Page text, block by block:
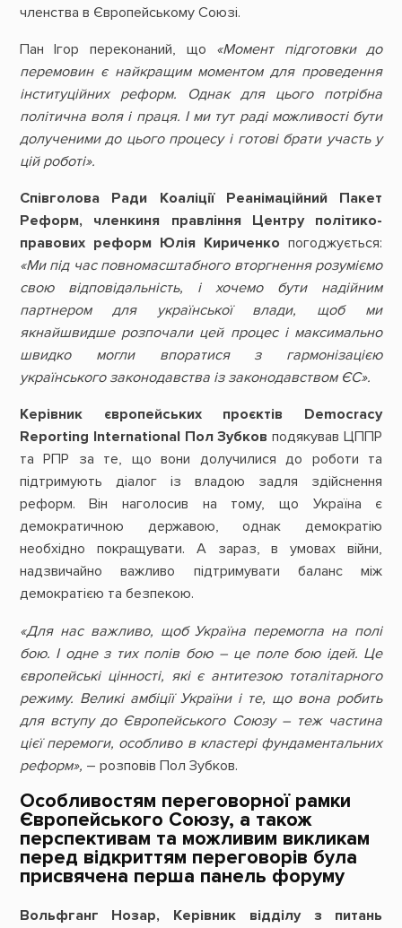
членства в Європейському Союзі.
Пан Ігор переконаний, що «Момент підготовки до
перемовин є найкращим моментом для проведення
інституційних реформ. Однак для цього потрібна
політична воля і праця. І ми тут раді можливості бути
долученими до цього процесу і готові брати участь у
цій роботі».
Співголова Ради Коаліції Реанімаційний Пакет
Реформ, членкиня правління Центру політико-
правових реформ Юлія Кириченко погоджується:
«Ми під час повномасштабного вторгнення розуміємо
свою відповідальність, і хочемо бути надійним
партнером для української влади, щоб ми
якнайшвидше розпочали цей процес і максимально
швидко могли впоратися з гармонізацією
українського законодавства із законодавством ЄС».
Керівник європейських проєктів Democracy
Reporting International Пол Зубков подякував ЦППР
та РПР за те, що вони долучилися до роботи та
підтримують діалог із владою задля здійснення
реформ. Він наголосив на тому, що Україна є
демократичною державою, однак демократію
необхідно покращувати. А зараз, в умовах війни,
надзвичайно важливо підтримувати баланс між
демократією та безпекою.
«Для нас важливо, щоб Україна перемогла на полі
бою. І одне з тих полів бою – це поле бою ідей. Це
європейські цінності, які є антитезою тоталітарного
режиму. Великі амбіції України і те, що вона робить
для вступу до Європейського Союзу – теж частина
цієї перемоги, особливо в кластері фундаментальних
реформ», – розповів Пол Зубков.
Особливостям переговорної рамки
Європейського Союзу, а також
перспективам та можливим викликам
перед відкриттям переговорів була
присвячена перша панель форуму
Вольфганг Нозар, Керівник відділу з питань